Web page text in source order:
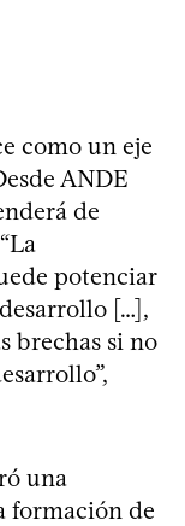
como un eje
ANDE
de
potenciar
[…],
brechas si no
una
formación de